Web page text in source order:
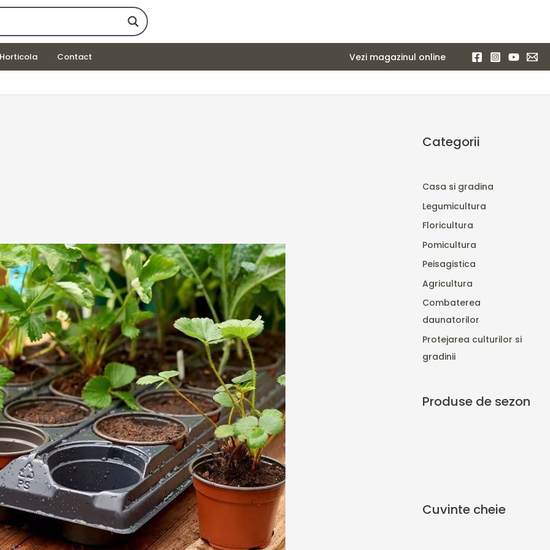
Contact Vezi magazinul online
Categorii
Casa si gradina
Legumicultura
Floricultura
Pomicultura
Peisagistica
Agricultura
Combaterea
daunatorilor
Protejarea culturilor si
gradinii
Produse de sezon
Cuvinte cheie